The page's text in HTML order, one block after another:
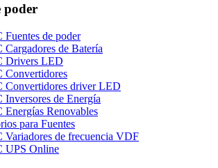
poder
de poder
de Batería
Drivers LED
Convertidores
Convertidores driver LED
de Energía
Renovables
para Fuentes
Variadores de frecuencia VDF
UPS Online